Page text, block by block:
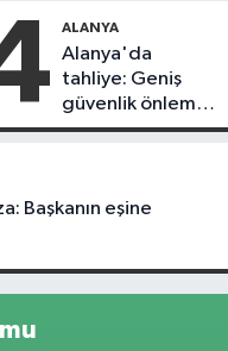
ALANYA
Alanya'da
tahliye: Geniş
güvenlik önlemi
alındı
Başkanın eşine